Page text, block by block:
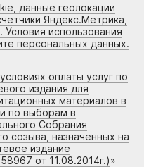
данные геолокации
Яндекс.Метрика,
использования
персональных данных.
оплаты услуг по
издания для
материалов в
по выборам в
Собрания
созыва, назначенных на
издание
от 11.08.2014г.)»